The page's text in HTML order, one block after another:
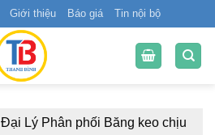
Giới thiệu Báo giá Tin nội bộ
Đại Lý Phân phối Băng keo chịu